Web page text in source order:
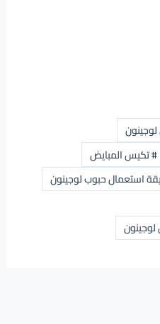
#تكيس المبايض
استعمال حبوب لوجينون